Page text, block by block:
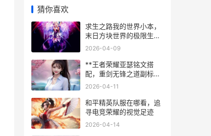
猜你喜欢
求生之路我的世界小本，
末日方块世界的极限生存
挑战
2026-04-09
**王者荣耀亚瑟铭文搭
配，重剑无锋之道副标题
**
2026-04-11
和平精英队服在哪看，追
寻电竞荣耀的视觉足迹
2026-04-14